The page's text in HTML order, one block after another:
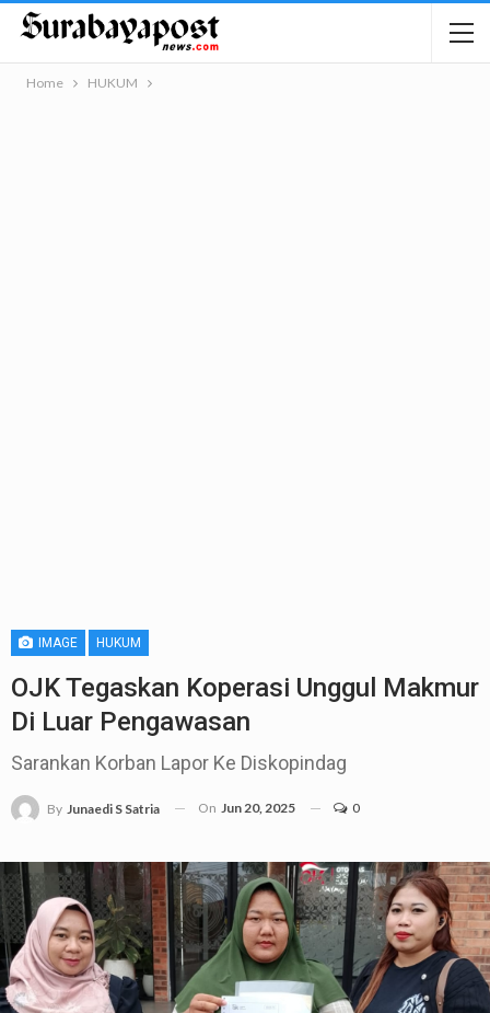
Home HUKUM
IMAGE HUKUM
OJK Tegaskan Koperasi Unggul Makmur
Di Luar Pengawasan
Sarankan Korban Lapor Ke Diskopindag
By Junaedi S Satria On Jun 20, 2025 0